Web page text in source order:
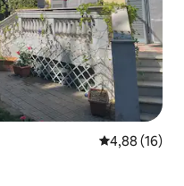
4,88 (16)